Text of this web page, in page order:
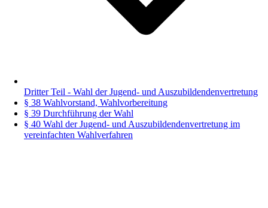
Dritter Teil - Wahl der Jugend- und Auszubildendenvertretung
§ 38 Wahlvorstand, Wahlvorbereitung
§ 39 Durchführung der Wahl
§ 40 Wahl der Jugend- und Auszubildendenvertretung im
vereinfachten Wahlverfahren